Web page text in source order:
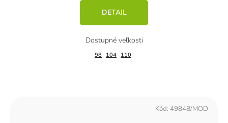
DETAIL
98 104 110
Kód: 49848/MOD